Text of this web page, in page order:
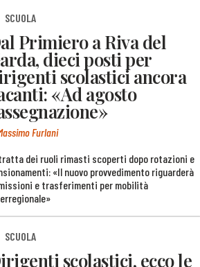
SCUOLA
Primiero a Riva del
dieci posti per
scolastici ancora
«Ad agosto
Furlani
dei ruoli rimasti scoperti dopo rotazioni e
«Il nuovo provvedimento riguarderà
e trasferimenti per mobilità
SCUOLA
scolastici, ecco le